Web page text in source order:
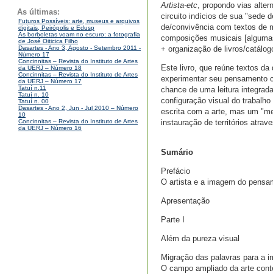
As últimas:
Futuros Possíveis: arte, museus e arquivos
digitais, Peirópolis e Edusp
As borboletas voam no escuro: a fotografia
de José Oiticica Filho
Dasartes - Ano 3, Agosto - Setembro 2011 -
Número 17
Concinnitas – Revista do Instituto de Artes
da UERJ – Número 18
Concinnitas – Revista do Instituto de Artes
da UERJ – Número 17
Tatuí n.11
Tatuí n. 10
Tatuí n. 00
Dasartes - Ano 2, Jun - Jul 2010 – Número
10
Concinnitas – Revista do Instituto de Artes
da UERJ – Número 16
Artista-etc, propondo vias
circuito indícios de sua "sede
de/convivência com textos de
composições musicais
+ organização de livros/
Este livro, que reúne textos
experimentar seu pensamento
chance de uma leitura
configuração visual do
escrita com a arte, mas um
instauração de territórios
Sumário
Prefácio
O artista e a imagem do
Apresentação
Parte I
Além da pureza visual
Migração das palavras para a
O campo ampliado da arte